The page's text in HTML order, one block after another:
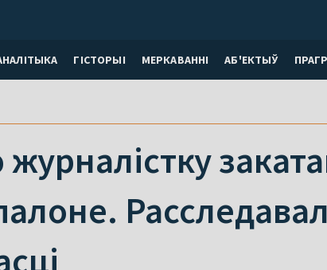
ГІСТОРЫІ МЕРКАВАННI АБ'ЕКТЫЎ